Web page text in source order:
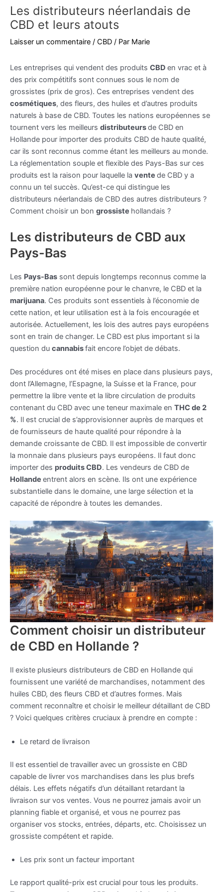
Les distributeurs néerlandais de
CBD et leurs atouts
Laisser un commentaire / CBD / Par Marie
Les entreprises qui vendent des produits CBD en vrac et à
des prix compétitifs sont connues sous le nom de
grossistes (prix de gros). Ces entreprises vendent des
cosmétiques, des fleurs, des huiles et d’autres produits
naturels à base de CBD. Toutes les nations européennes se
tournent vers les meilleurs distributeursde CBD en
Hollande pour importer des produits CBD de haute qualité,
car ils sont reconnus comme étant les meilleurs au monde.
La réglementation souple et flexible des Pays-Bas sur ces
produits est la raison pour laquelle la vente de CBD y a
connu un tel succès. Qu’est-ce qui distingue les
distributeurs néerlandais de CBD des autres distributeurs ?
Comment choisir un bon grossiste hollandais ?
Les distributeurs de CBD aux
Pays-Bas
Les Pays-Bas sont depuis longtemps reconnus comme la
première nation européenne pour le chanvre, le CBD et la
marijuana. Ces produits sont essentiels à l’économie de
cette nation, et leur utilisation est à la fois encouragée et
autorisée. Actuellement, les lois des autres pays européens
sont en train de changer. Le CBD est plus important si la
question du cannabisfait encore l’objet de débats.
Des procédures ont été mises en place dans plusieurs pays,
dont l’Allemagne, l’Espagne, la Suisse et la France, pour
permettre la libre vente et la libre circulation de produits
contenant du CBD avec une teneur maximale en THC de 2
%. Il est crucial de s’approvisionner auprès de marques et
de fournisseurs de haute qualité pour répondre à la
demande croissante de CBD. Il est impossible de convertir
la monnaie dans plusieurs pays européens. Il faut donc
importer des produits CBD. Les vendeurs de CBD de
Hollande entrent alors en scène. Ils ont une expérience
substantielle dans le domaine, une large sélection et la
capacité de répondre à toutes les demandes.
Comment choisir un distributeur
de CBD en Hollande ?
Il existe plusieurs distributeurs de CBD en Hollande qui
fournissent une variété de marchandises, notamment des
huiles CBD, des fleurs CBD et d’autres formes. Mais
comment reconnaître et choisir le meilleur détaillant de CBD
? Voici quelques critères cruciaux à prendre en compte :
Le retard de livraison
Il est essentiel de travailler avec un grossiste en CBD
capable de livrer vos marchandises dans les plus brefs
délais. Les effets négatifs d’un détaillant retardant la
livraison sur vos ventes. Vous ne pourrez jamais avoir un
planning fiable et organisé, et vous ne pourrez pas
organiser vos stocks, entrées, départs, etc. Choisissez un
grossiste compétent et rapide.
Les prix sont un facteur important
Le rapport qualité-prix est crucial pour tous les produits.